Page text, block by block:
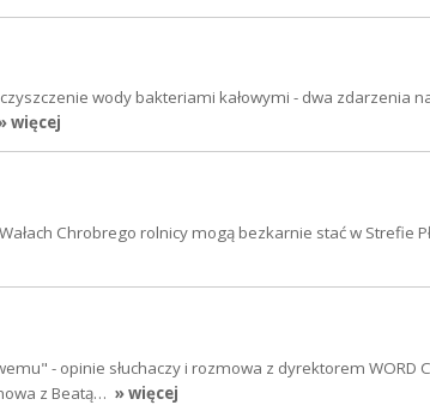
wody bakteriami kałowymi - dwa zdarzenia
więcej
Chrobrego rolnicy mogą bezkarnie stać w Strefie
- opinie słuchaczy i rozmowa z dyrektorem
z Beatą… » więcej